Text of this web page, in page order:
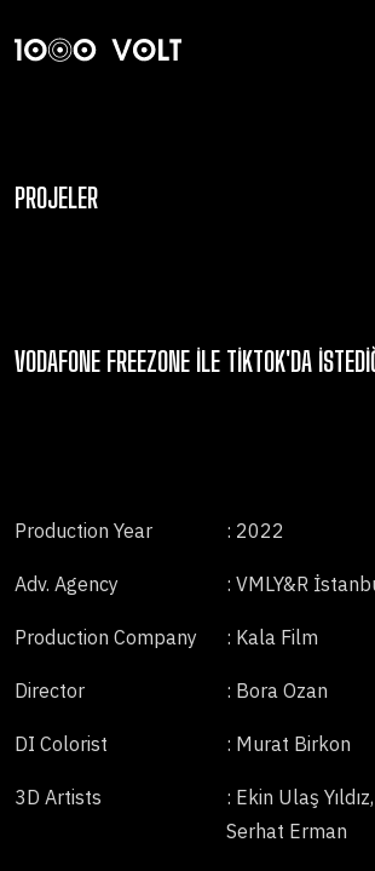
PROJELER
VODAFONE FREEZONE ILE TIKTOK'DA
Production Year : 2022
Adv. Agency : VMLY&R
Production Company : Kala Film
Director : Bora Ozan
DI Colorist : Murat Birkon
3D Artists
: Ekin Ulaş
Serhat Erman